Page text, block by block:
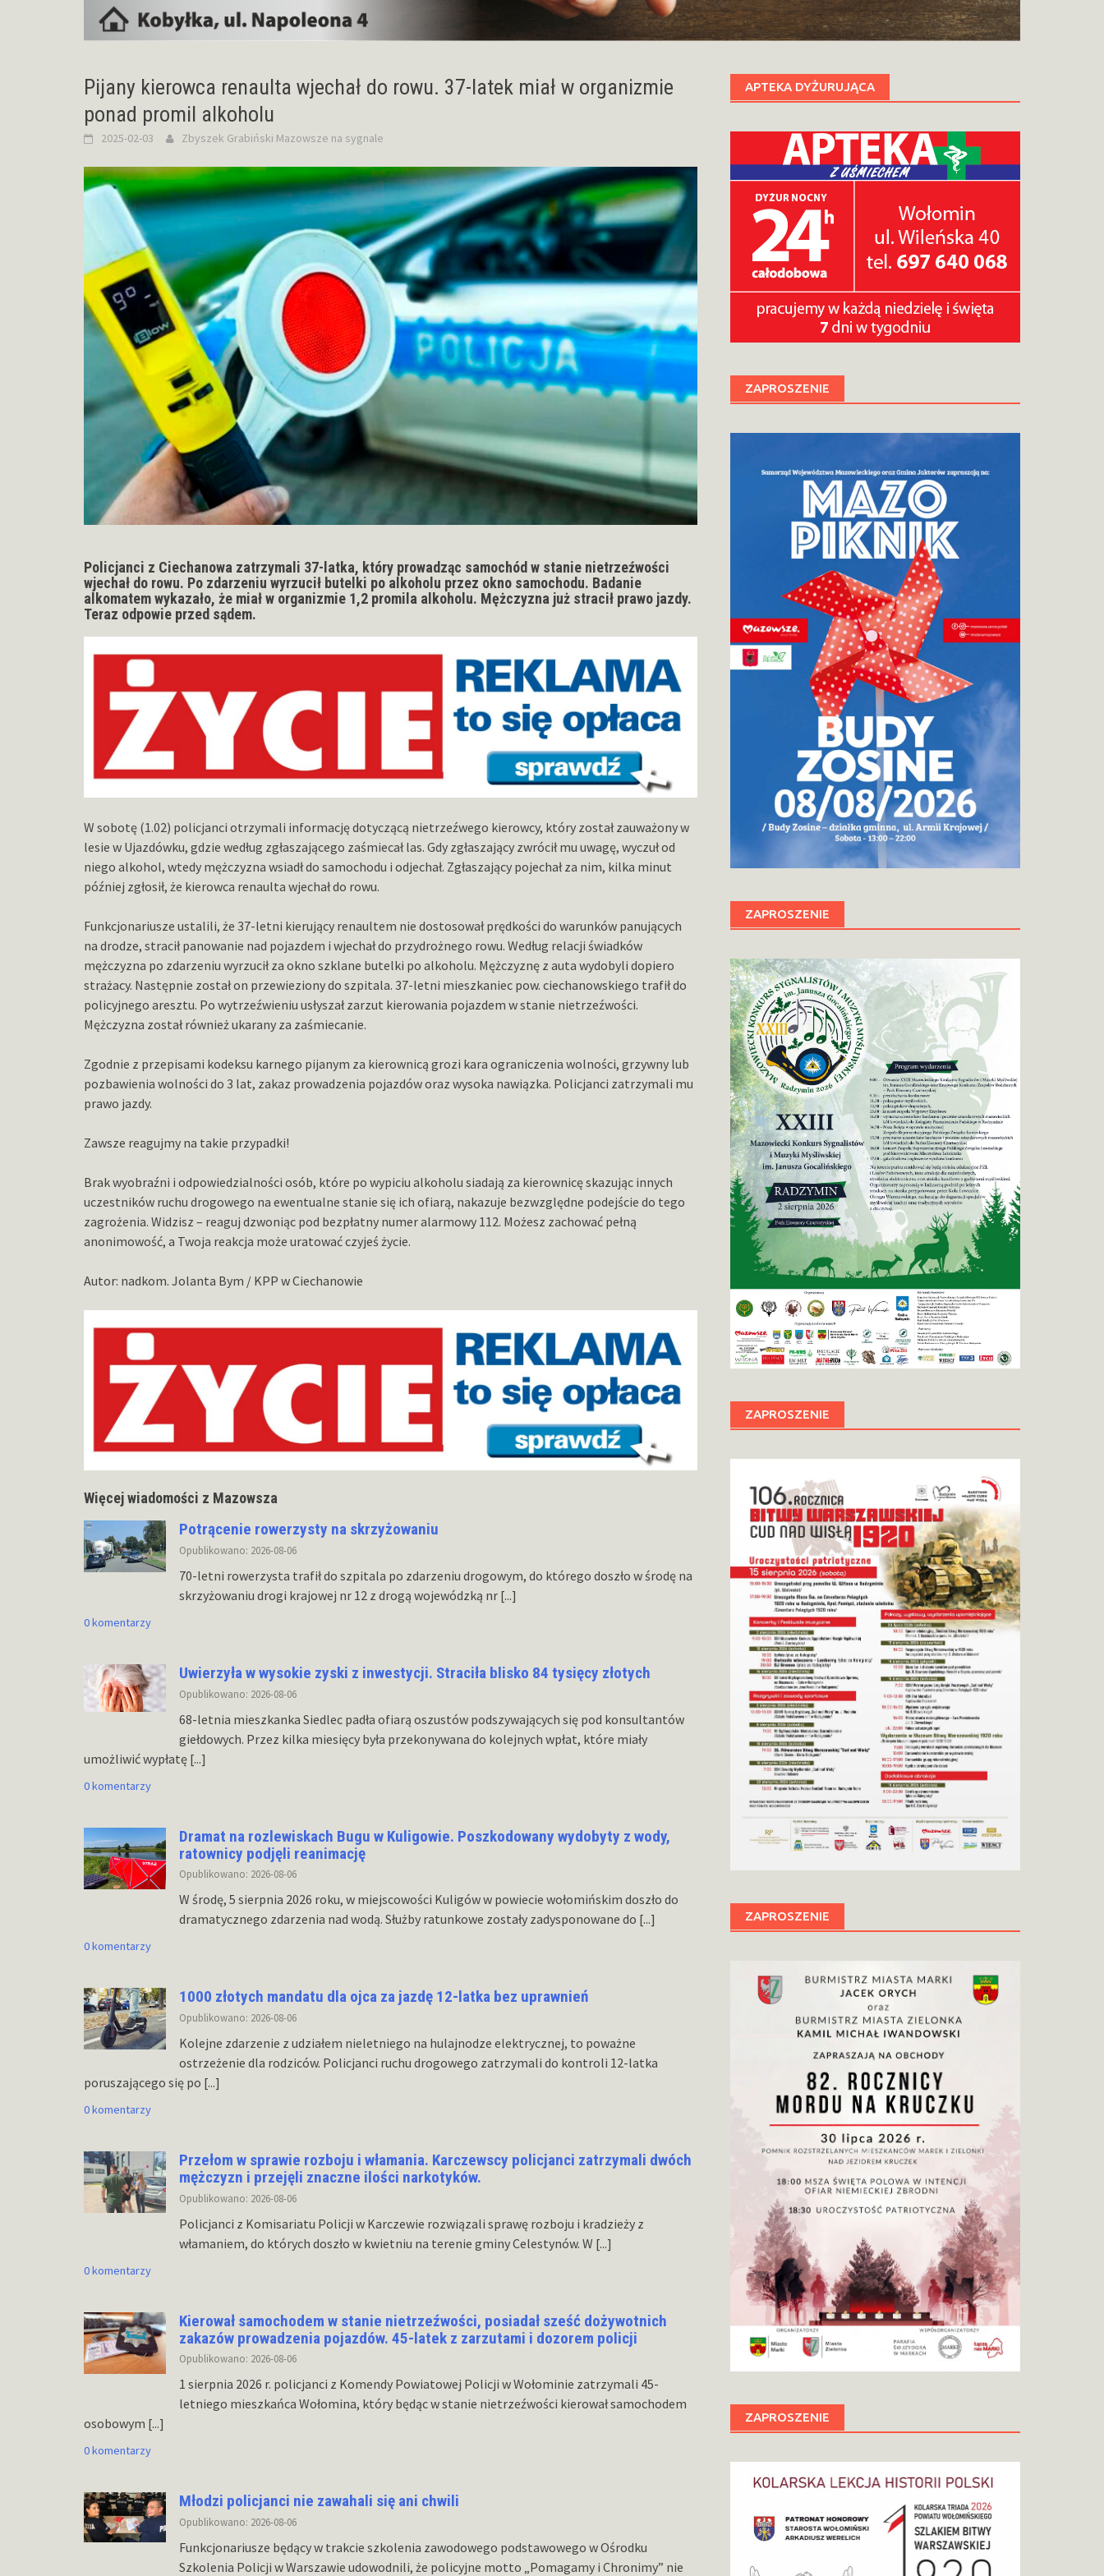
Pijany kierowca renaulta wjechał do rowu. 37-latek miał w organizmie
ponad promil alkoholu
2025-02-03 Zbyszek Grabiński Mazowsze na sygnale
Policjanci z Ciechanowa zatrzymali 37-latka, który prowadząc samochód w stanie nietrzeźwości
wjechał do rowu. Po zdarzeniu wyrzucił butelki po alkoholu przez okno samochodu. Badanie
alkomatem wykazało, że miał w organizmie 1,2 promila alkoholu. Mężczyzna już stracił prawo jazdy.
Teraz odpowie przed sądem.
W sobotę (1.02) policjanci otrzymali informację dotyczącą nietrzeźwego kierowcy, który został zauważony w
lesie w Ujazdówku, gdzie według zgłaszającego zaśmiecał las. Gdy zgłaszający zwrócił mu uwagę, wyczuł od
niego alkohol, wtedy mężczyzna wsiadł do samochodu i odjechał. Zgłaszający pojechał za nim, kilka minut
później zgłosił, że kierowca renaulta wjechał do rowu.
Funkcjonariusze ustalili, że 37-letni kierujący renaultem nie dostosował prędkości do warunków panujących
na drodze, stracił panowanie nad pojazdem i wjechał do przydrożnego rowu. Według relacji świadków
mężczyzna po zdarzeniu wyrzucił za okno szklane butelki po alkoholu. Mężczyznę z auta wydobyli dopiero
strażacy. Następnie został on przewieziony do szpitala. 37-letni mieszkaniec pow. ciechanowskiego trafił do
policyjnego aresztu. Po wytrzeźwieniu usłyszał zarzut kierowania pojazdem w stanie nietrzeźwości.
Mężczyzna został również ukarany za zaśmiecanie.
Zgodnie z przepisami kodeksu karnego pijanym za kierownicą grozi kara ograniczenia wolności, grzywny lub
pozbawienia wolności do 3 lat, zakaz prowadzenia pojazdów oraz wysoka nawiązka. Policjanci zatrzymali mu
prawo jazdy.
Zawsze reagujmy na takie przypadki!
Brak wyobraźni i odpowiedzialności osób, które po wypiciu alkoholu siadają za kierownicę skazując innych
uczestników ruchu drogowego na ewentualne stanie się ich ofiarą, nakazuje bezwzględne podejście do tego
zagrożenia. Widzisz – reaguj dzwoniąc pod bezpłatny numer alarmowy 112. Możesz zachować pełną
anonimowość, a Twoja reakcja może uratować czyjeś życie.
Autor: nadkom. Jolanta Bym / KPP w Ciechanowie
Więcej wiadomości z Mazowsza
Potrącenie rowerzysty na skrzyżowaniu
Opublikowano: 2026-08-06
70-letni rowerzysta trafił do szpitala po zdarzeniu drogowym, do którego doszło w środę na
skrzyżowaniu drogi krajowej nr 12 z drogą wojewódzką nr [...]
0 komentarzy
Uwierzyła w wysokie zyski z inwestycji. Straciła blisko 84 tysięcy złotych
Opublikowano: 2026-08-06
68-letnia mieszkanka Siedlec padła ofiarą oszustów podszywających się pod konsultantów
giełdowych. Przez kilka miesięcy była przekonywana do kolejnych wpłat, które miały
umożliwić wypłatę [...]
0 komentarzy
Dramat na rozlewiskach Bugu w Kuligowie. Poszkodowany wydobyty z wody,
ratownicy podjęli reanimację
Opublikowano: 2026-08-06
W środę, 5 sierpnia 2026 roku, w miejscowości Kuligów w powiecie wołomińskim doszło do
dramatycznego zdarzenia nad wodą. Służby ratunkowe zostały zadysponowane do [...]
0 komentarzy
1000 złotych mandatu dla ojca za jazdę 12-latka bez uprawnień
Opublikowano: 2026-08-06
Kolejne zdarzenie z udziałem nieletniego na hulajnodze elektrycznej, to poważne
ostrzeżenie dla rodziców. Policjanci ruchu drogowego zatrzymali do kontroli 12-latka
poruszającego się po [...]
0 komentarzy
Przełom w sprawie rozboju i włamania. Karczewscy policjanci zatrzymali dwóch
mężczyzn i przejęli znaczne ilości narkotyków.
Opublikowano: 2026-08-06
Policjanci z Komisariatu Policji w Karczewie rozwiązali sprawę rozboju i kradzieży z
włamaniem, do których doszło w kwietniu na terenie gminy Celestynów. W [...]
0 komentarzy
Kierował samochodem w stanie nietrzeźwości, posiadał sześć dożywotnich
zakazów prowadzenia pojazdów. 45-latek z zarzutami i dozorem policji
Opublikowano: 2026-08-06
1 sierpnia 2026 r. policjanci z Komendy Powiatowej Policji w Wołominie zatrzymali 45-
letniego mieszkańca Wołomina, który będąc w stanie nietrzeźwości kierował samochodem
osobowym [...]
0 komentarzy
Młodzi policjanci nie zawahali się ani chwili
Opublikowano: 2026-08-06
Funkcjonariusze będący w trakcie szkolenia zawodowego podstawowego w Ośrodku
Szkolenia Policji w Warszawie udowodnili, że policyjne motto „Pomagamy i Chronimy” nie
APTEKA DYŻURUJĄCA
ZAPROSZENIE
ZAPROSZENIE
ZAPROSZENIE
ZAPROSZENIE
ZAPROSZENIE